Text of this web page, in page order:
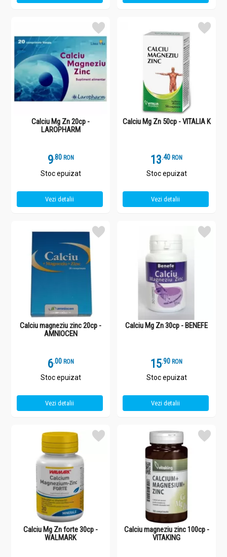
Calciu Mg Zn 20cp -
LAROPHARM
9.8 RON
Stoc epuizat
Vezi detalii
Calciu Mg Zn 50cp - VITALIA K
13.4 RON
Stoc epuizat
Vezi detalii
Calciu magneziu zinc 20cp -
AMNIOCEN
6.0 RON
Stoc epuizat
Vezi detalii
Calciu Mg Zn 30cp - BENEFE
15.9 RON
Stoc epuizat
Vezi detalii
Calciu Mg Zn forte 30cp -
WALMARK
Calciu magneziu zinc 100cp -
VITAKING